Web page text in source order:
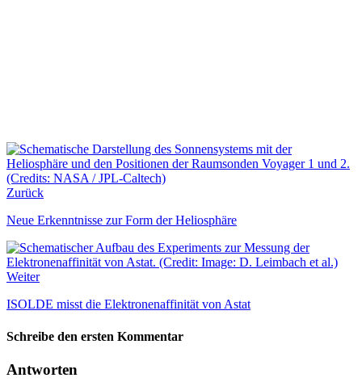
Zurück
Neue Erkenntnisse zur Form der Heliosphäre
Weiter
ISOLDE misst die Elektronenaffinität von Astat
Schreibe den ersten Kommentar
Antworten